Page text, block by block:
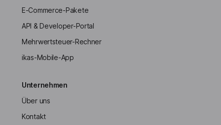
E-Commerce-Pakete
API & Developer-Portal
Mehrwertsteuer-Rechner
ikas-Mobile-App
Unternehmen
Über uns
Kontakt